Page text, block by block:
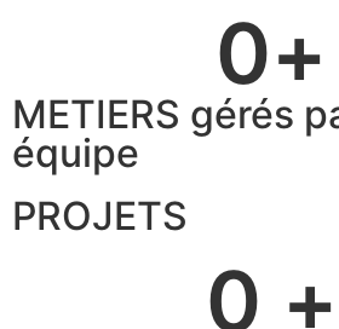
0+
METIERS gérés
équipe
PROJETS
0 +